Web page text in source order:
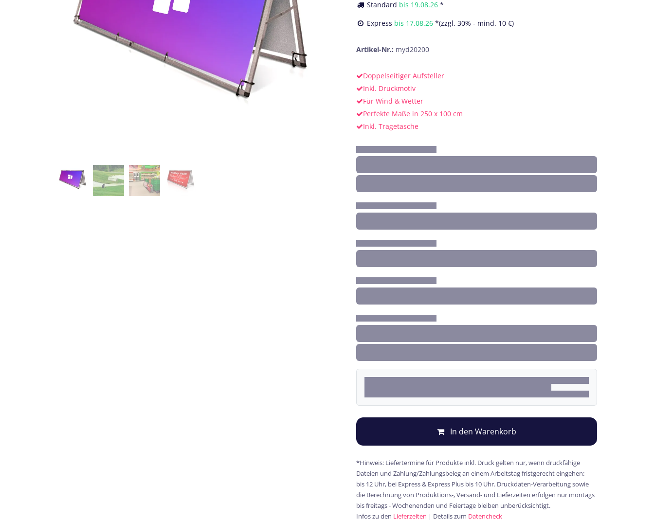
Standard bis 19.08.26 *
Express bis 17.08.26 *(zzgl. 30% - mind. 10 €)
Artikel-Nr.: myd20200
Doppelseitiger Aufsteller
Inkl. Druckmotiv
Für Wind & Wetter
Perfekte Maße in 250 x 100 cm
Inkl. Tragetasche
In den Warenkorb
*Hinweis: Liefertermine für Produkte inkl. Druck gelten nur, wenn druckfähige
Dateien und Zahlung/Zahlungsbeleg an einem Arbeitstag fristgerecht eingehen:
bis 12 Uhr, bei Express & Express Plus bis 10 Uhr. Druckdaten-Verarbeitung sowie
die Berechnung von Produktions-, Versand- und Lieferzeiten erfolgen nur montags
bis freitags - Wochenenden und Feiertage bleiben unberücksichtigt.
Infos zu den Lieferzeiten | Details zum Datencheck